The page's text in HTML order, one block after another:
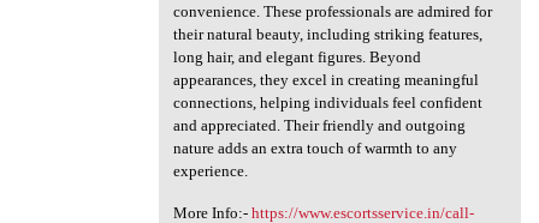
convenience. These professionals are admired for
their natural beauty, including striking features,
long hair, and elegant figures. Beyond
appearances, they excel in creating meaningful
connections, helping individuals feel confident
and appreciated. Their friendly and outgoing
nature adds an extra touch of warmth to any
experience.
More Info:- https://www.escortsservice.in/call-